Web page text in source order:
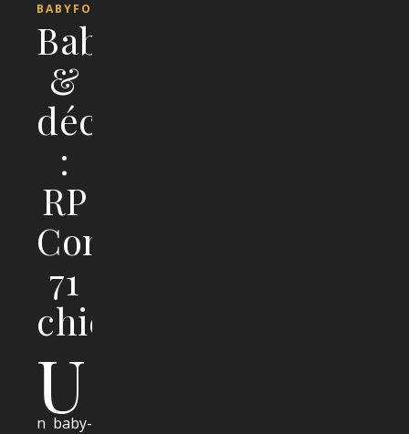
BABYFOOTS
Babyfoot
&
déco
:
RP
Competition
71
chic
U
n baby-